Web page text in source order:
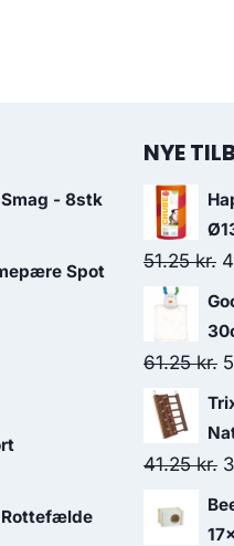
- 8stk
Spot
NYE
51.25kr.
61.25kr.
41.25kr.